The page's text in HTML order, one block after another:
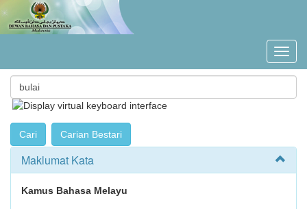
Maklumat Kata
Kamus Bahasa Melayu